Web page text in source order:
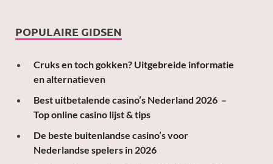
POPULAIRE GIDSEN
Cruks en toch gokken? Uitgebreide informatie
en alternatieven
Best uitbetalende casino’s Nederland 2026 –
Top online casino lijst & tips
De beste buitenlandse casino’s voor
Nederlandse spelers in 2026